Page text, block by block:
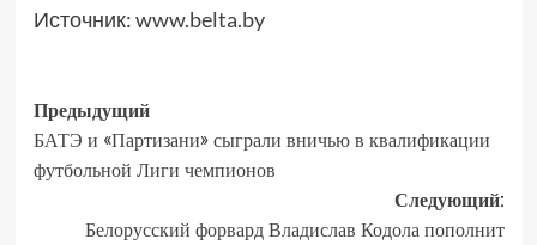
Источник:www.belta.by
Предыдущий
БАТЭ и «Партизани» сыграли вничью в квалификации
футбольной Лиги чемпионов
Следующий:
Белорусский форвард Владислав Кодола пополнит